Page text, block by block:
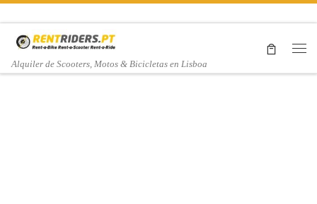
Saltar al contenido
Alquiler de Scooters, Motos & Bicicletas en Lisboa